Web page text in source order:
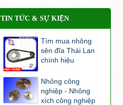
TIN TỨC & SỰ KIỆN
Tìm mua nhông
sên đĩa Thái Lan
chính hiệu
Nhông công
nghiệp - Nhông
xích công nghiệp